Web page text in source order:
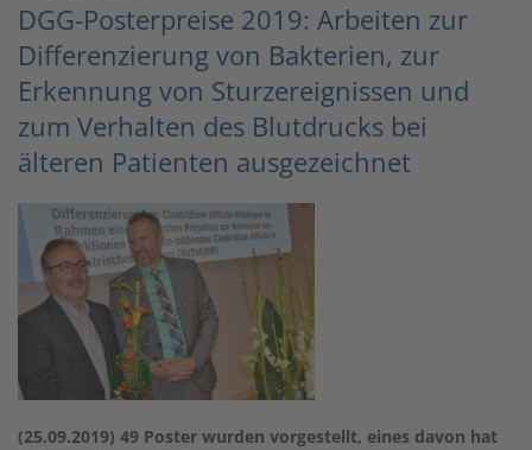
DGG-Posterpreise 2019: Arbeiten zur
Differenzierung von Bakterien, zur
Erkennung von Sturzereignissen und
zum Verhalten des Blutdrucks bei
älteren Patienten ausgezeichnet
(25.09.2019) 49 Poster wurden vorgestellt, eines davon hat